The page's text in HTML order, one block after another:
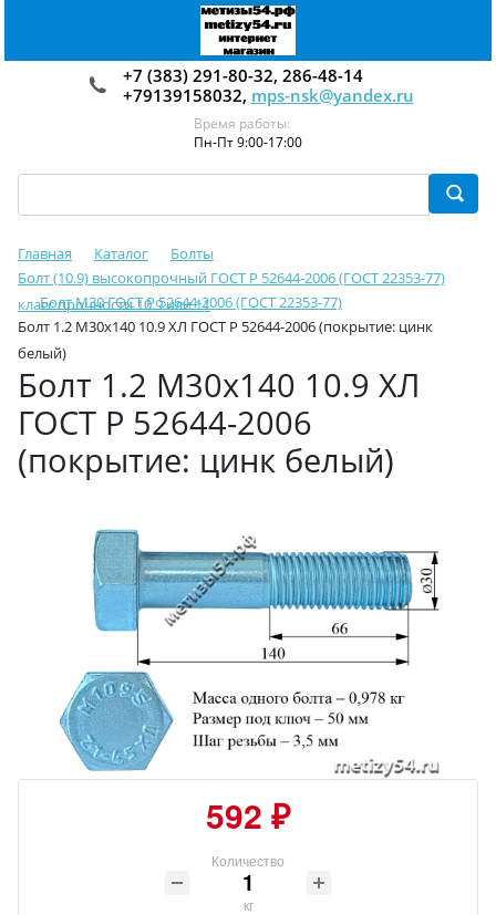
+7 (383) 291-80-32, 286-48-14
+79139158032, mps-nsk@yandex.ru
Время работы:
Пн-Пт 9:00-17:00
Главная Каталог
Болты
Болт (10.9) высокопрочный ГОСТ Р 52644-2006 (ГОСТ 22353-77)
класс прочности 10.9 или 11
Болт М30 ГОСТ Р 52644-2006 (ГОСТ 22353-77)
Болт 1.2 М30х140 10.9 ХЛ ГОСТ Р 52644-2006 (покрытие: цинк
белый)
Болт 1.2 М30х140 10.9 ХЛ
ГОСТ Р 52644-2006
(покрытие: цинк белый)
592 ₽
Количество
кг